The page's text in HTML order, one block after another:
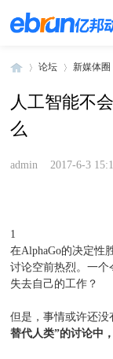
»
论坛 新媒体圈
人工智能不
么
admin 2017-6-3
1
在AlphaGo的决定性
讨论空前热烈。一个
失去自己的工作？
但是，事情或许还
替代人类”的讨论中